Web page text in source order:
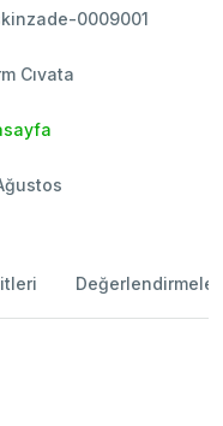
0009001
Cıvata
Değerlendirmeler